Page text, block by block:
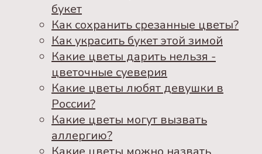
букет
Как сохранить срезанные цветы?
Как украсить букет этой зимой
Какие цветы дарить нельзя -
цветочные суеверия
Какие цветы любят девушки в
России?
Какие цветы могут вызвать
аллергию?